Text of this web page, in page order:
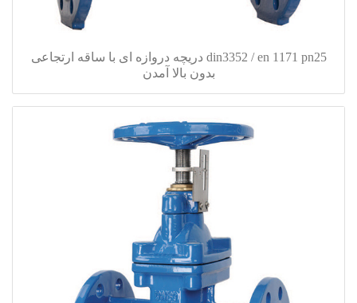
din3352 / en 1171 pn25 دریچه دروازه ای با ساقه ارتجاعی
بدون بالا آمدن